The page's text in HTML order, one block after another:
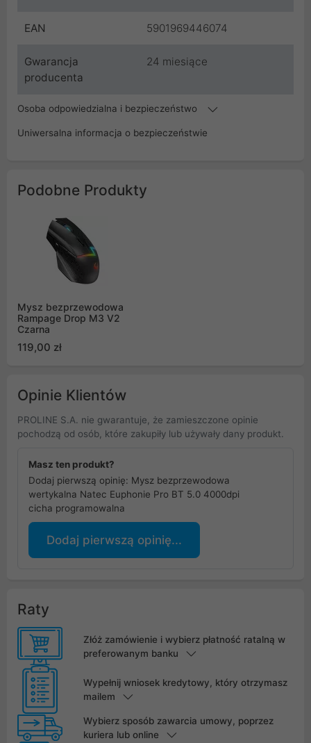
EAN 5901969446074
Gwarancja
producenta
24 miesiące
Osoba odpowiedzialna i bezpieczeństwo
Uniwersalna informacja o bezpieczeństwie
Podobne Produkty
Mysz bezprzewodowa
Rampage Drop M3 V2
Czarna
119,00 zł
Opinie Klientów
PROLINE S.A. nie gwarantuje, że zamieszczone opinie
pochodzą od osób, które zakupiły lub używały dany produkt.
Masz ten produkt?
Dodaj pierwszą opinię: Mysz bezprzewodowa
wertykalna Natec Euphonie Pro BT 5.0 4000dpi
cicha programowalna
Dodaj pierwszą opinię...
Raty
Złóż zamówienie i wybierz płatność ratalną w
preferowanym banku
Wypełnij wniosek kredytowy, który otrzymasz
mailem
Wybierz sposób zawarcia umowy, poprzez
kuriera lub online